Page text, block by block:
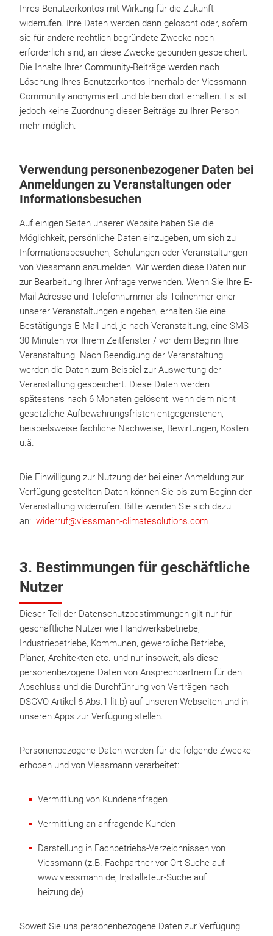
Ihres Benutzerkontos mit Wirkung für die Zukunft
widerrufen. Ihre Daten werden dann gelöscht oder, sofern
sie für andere rechtlich begründete Zwecke noch
erforderlich sind, an diese Zwecke gebunden gespeichert.
Die Inhalte Ihrer Community-Beiträge werden nach
Löschung Ihres Benutzerkontos innerhalb der Viessmann
Community anonymisiert und bleiben dort erhalten. Es ist
jedoch keine Zuordnung dieser Beiträge zu Ihrer Person
mehr möglich.
Verwendung personenbezogener Daten bei
Anmeldungen zu Veranstaltungen oder
Informationsbesuchen
Auf einigen Seiten unserer Website haben Sie die
Möglichkeit, persönliche Daten einzugeben, um sich zu
Informationsbesuchen, Schulungen oder Veranstaltungen
von Viessmann anzumelden. Wir werden diese Daten nur
zur Bearbeitung Ihrer Anfrage verwenden. Wenn Sie Ihre E-
Mail-Adresse und Telefonnummer als Teilnehmer einer
unserer Veranstaltungen eingeben, erhalten Sie eine
Bestätigungs-E-Mail und, je nach Veranstaltung, eine SMS
30 Minuten vor Ihrem Zeitfenster / vor dem Beginn Ihre
Veranstaltung. Nach Beendigung der Veranstaltung
werden die Daten zum Beispiel zur Auswertung der
Veranstaltung gespeichert. Diese Daten werden
spätestens nach 6 Monaten gelöscht, wenn dem nicht
gesetzliche Aufbewahrungsfristen entgegenstehen,
beispielsweise fachliche Nachweise, Bewirtungen, Kosten
u.ä.
Die Einwilligung zur Nutzung der bei einer Anmeldung zur
Verfügung gestellten Daten können Sie bis zum Beginn der
Veranstaltung widerrufen. Bitte wenden Sie sich dazu
an: widerruf@viessmann-climatesolutions.com
3. Bestimmungen für geschäftliche
Nutzer
Dieser Teil der Datenschutzbestimmungen gilt nur für
geschäftliche Nutzer wie Handwerksbetriebe,
Industriebetriebe, Kommunen, gewerbliche Betriebe,
Planer, Architekten etc. und nur insoweit, als diese
personenbezogene Daten von Ansprechpartnern für den
Abschluss und die Durchführung von Verträgen nach
DSGVO Artikel 6 Abs.1 lit.b) auf unseren Webseiten und in
unseren Apps zur Verfügung stellen.
Personenbezogene Daten werden für die folgende Zwecke
erhoben und von Viessmann verarbeitet:
Vermittlung von Kundenanfragen
Vermittlung an anfragende Kunden
Darstellung in Fachbetriebs-Verzeichnissen von
Viessmann (z.B. Fachpartner-vor-Ort-Suche auf
www.viessmann.de, Installateur-Suche auf
heizung.de)
Soweit Sie uns personenbezogene Daten zur Verfügung